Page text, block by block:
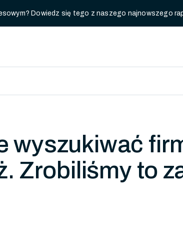
Dowiedz się tego z naszego najnowszego
wyszukiwać
Zrobiliśmy to